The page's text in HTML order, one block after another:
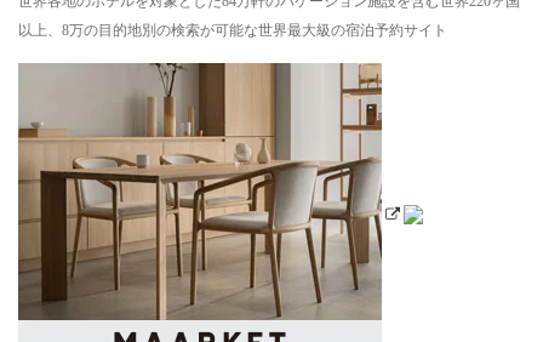
以上、8万の目的地別の検索が可能な世界最大級の宿泊予約サイト